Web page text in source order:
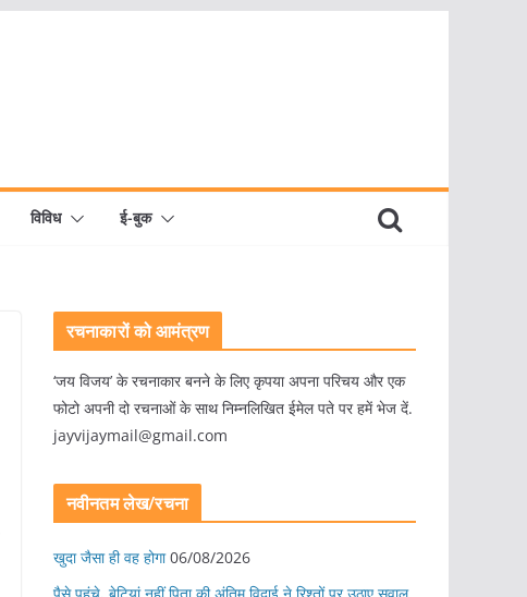
विविध ई-बुक
रचनाकारों को आमंत्रण
‘जय विजय’ के रचनाकार बनने के लिए कृपया अपना परिचय और एक
फोटो अपनी दो रचनाओं के साथ निम्नलिखित ईमेल पते पर हमें भेज दें.
jayvijaymail@gmail.com
नवीनतम लेख/रचना
खुदा जैसा ही वह होगा 06/08/2026